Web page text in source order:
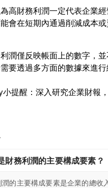
高財務利潤一定代表企業
會在短期內通過削減成本
潤僅反映帳面上的數字，
要透過多方面的數據來進
提醒：深入研究企業財報
財務利潤的主要構成要素？
潤的主要構成要素是企業的總收